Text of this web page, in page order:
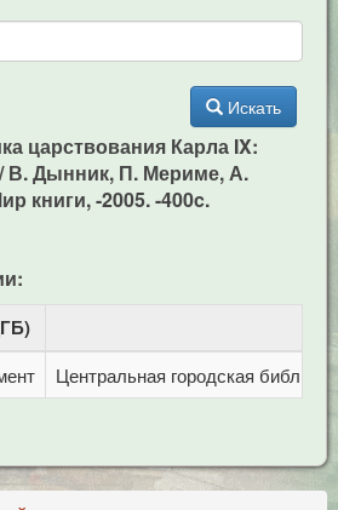
Искать
царствования Карла IX:
В. Дынник, П. Мериме, А.
книги, -2005. -400c.
Центральная городская